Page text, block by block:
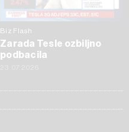
Biz Flash
Zarada Tesle ozbiljno
podbacila